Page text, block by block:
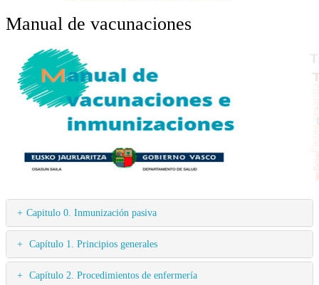
Manual de vacunaciones
Capitulo 0. Inmunización pasiva
Capítulo 1. Principios generales
Capítulo 2. Procedimientos de enfermería